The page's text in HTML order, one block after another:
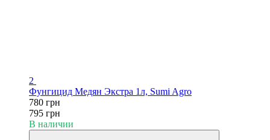
2
Фунгицид Медян Экстра 1л, Sumi Agro
780 грн
795 грн
В наличии